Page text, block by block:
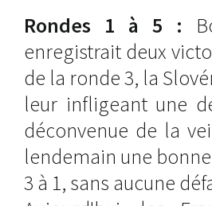
Rondes 1 à 5 :
enregistrait deux
de la ronde 3, la
leur infligeant une
déconvenue de la
lendemain une
3 à 1, sans aucune